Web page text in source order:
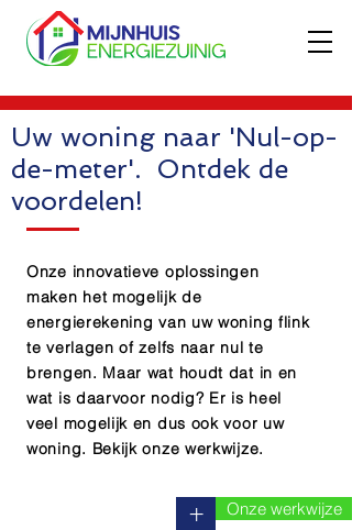
Uw woning naar 'Nul-op-
de-meter'. Ontdek de
voordelen!
Onze innovatieve oplossingen
maken het mogelijk de
energierekening van uw woning flink
te verlagen of zelfs naar nul te
brengen. Maar wat houdt dat in en
wat is daarvoor nodig? Er is heel
veel mogelijk en dus ook voor uw
woning. Bekijk onze werkwijze.
+ Onze werkwijze